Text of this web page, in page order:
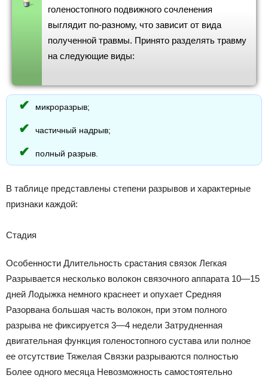
голеностопного подвижного сочленения
выглядит по-разному, что зависит от вида
полученной травмы. Принято разделять травму
на следующие виды:
микроразрыв;
частичный надрыв;
полный разрыв.
В таблице представлены степени разрывов и характерные
признаки каждой:
Стадия
Особенности Длительность срастания связок Легкая
Разрывается несколько волокон связочного аппарата 10—15
дней Лодыжка немного краснеет и опухает Средняя
Разорвана большая часть волокон, при этом полного
разрыва не фиксируется 3—4 недели Затрудненная
двигательная функция голеностопного сустава или полное
ее отсутствие Тяжелая Связки разрываются полностью
Более одного месяца Невозможность самостоятельно